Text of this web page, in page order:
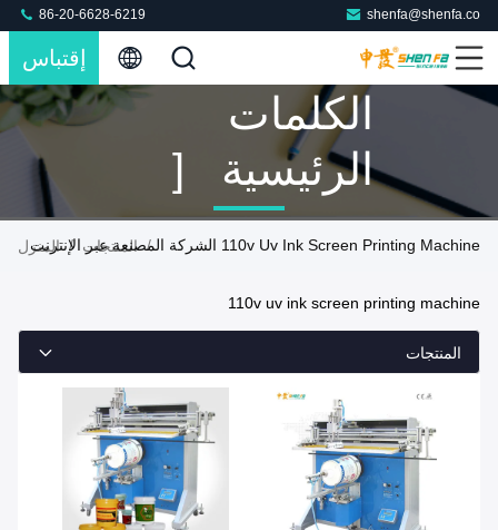
shenfa@shenfa.co
86-20-6628-6219
إقتباس
الكلمات
الرئيسية [
110v Uv Ink
Printing
Machine ]
تطابق 2
المنتجات
المنزل / المنتجات / 110v Uv Ink Screen Printing Machine الشركة المصنعة عبر الإنترنت
110v uv ink screen printing machine
المنتجات